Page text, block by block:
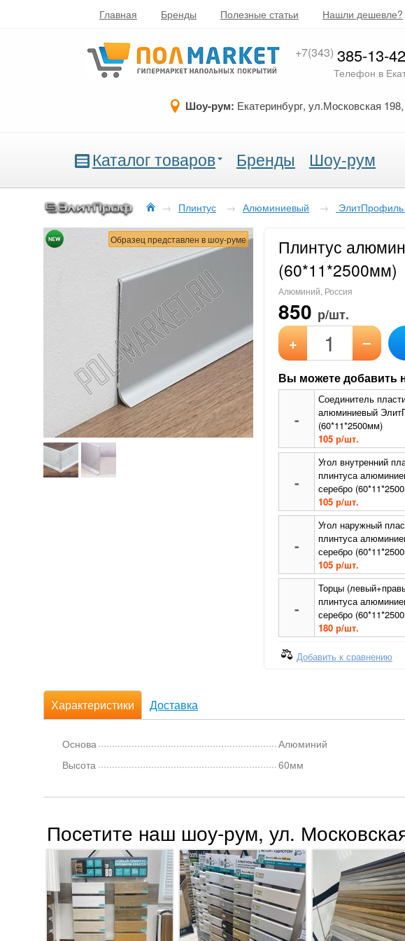
Главная Бренды Полезные статьи Нашли дешевле?
+7(343) 385-13-42
Телефон в
Шоу-рум: Екатеринбург, ул.Московская
Каталог товаров Бренды Шоу-рум
→ Плинтус → Алюминиевый →
Образец представлен в шоу-руме
Плинтус
(60*11*2500мм)
Алюминий, Россия
850 р/шт.
+ –
Вы можете добавить
-
Соединитель
алюминиевый
(60*11*2500мм)
105 р/шт.
-
Угол внутренний
плинтуса
серебро
105 р/шт.
-
Угол наружный
плинтуса
серебро
105 р/шт.
-
Торцы
плинтуса
серебро
180 р/шт.
Добавить к сравнению
Характеристики Доставка
Основа
Алюминий
Высота
60мм
Посетите наш шоу-рум, ул.